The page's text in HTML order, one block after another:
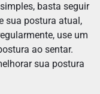
basta seguir
sua postura atual,
use um
ao sentar.
sua postura